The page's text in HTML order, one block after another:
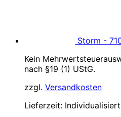
Storm -
Kein
nach §19 (1) UStG.
zzgl. Versandkosten
Lieferzeit: Individualisiert